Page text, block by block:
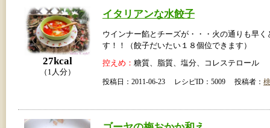
27kcal
（1人分）
イタリアンな水餃子
ウインナー餡とチーズが・・・火の通りも早く
す！！（餃子だいたい１８個位できます）
控えめ： 糖質、脂質、塩分、コレステロール
投稿日：2011-06-23 レシピID：5009 投稿者：